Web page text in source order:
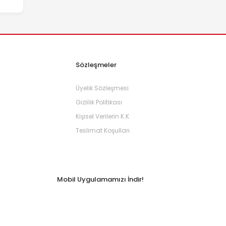
Sözleşmeler
Üyelik Sözleşmesi
Gizlilik Politikası
Kişisel Verilerin K.K
Teslimat Koşulları
Mobil Uygulamamızı İndir!